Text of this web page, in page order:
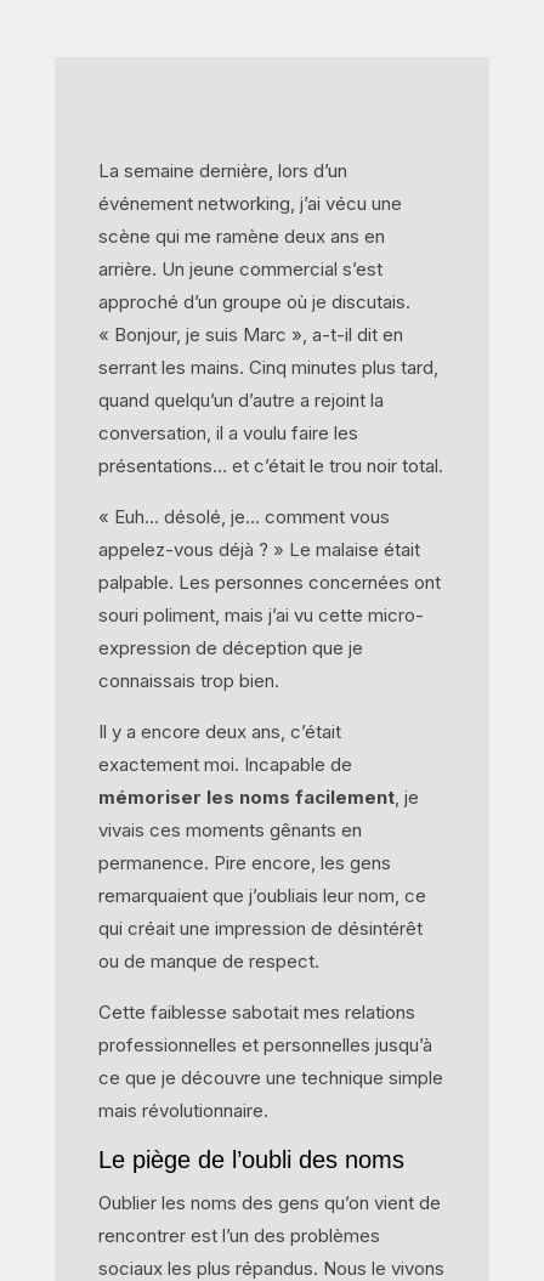
La semaine dernière, lors d’un
événement networking, j’ai vécu une
scène qui me ramène deux ans en
arrière. Un jeune commercial s’est
approché d’un groupe où je discutais.
« Bonjour, je suis Marc », a-t-il dit en
serrant les mains. Cinq minutes plus tard,
quand quelqu’un d’autre a rejoint la
conversation, il a voulu faire les
présentations… et c’était le trou noir total.
« Euh… désolé, je… comment vous
appelez-vous déjà ? » Le malaise était
palpable. Les personnes concernées ont
souri poliment, mais j’ai vu cette micro-
expression de déception que je
connaissais trop bien.
Il y a encore deux ans, c’était
exactement moi. Incapable de
mémoriser les noms facilement, je
vivais ces moments gênants en
permanence. Pire encore, les gens
remarquaient que j’oubliais leur nom, ce
qui créait une impression de désintérêt
ou de manque de respect.
Cette faiblesse sabotait mes relations
professionnelles et personnelles jusqu’à
ce que je découvre une technique simple
mais révolutionnaire.
Le piège de l’oubli des noms
Oublier les noms des gens qu’on vient de
rencontrer est l’un des problèmes
sociaux les plus répandus. Nous le vivons